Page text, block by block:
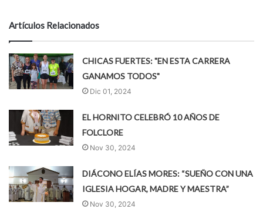
Artículos Relacionados
CHICAS FUERTES: "EN ESTA CARRERA
GANAMOS TODOS"
Dic 01, 2024
EL HORNITO CELEBRÓ 10 AÑOS DE
FOLCLORE
Nov 30, 2024
DIÁCONO ELÍAS MORES: “SUEÑO CON UNA
IGLESIA HOGAR, MADRE Y MAESTRA”
Nov 30, 2024